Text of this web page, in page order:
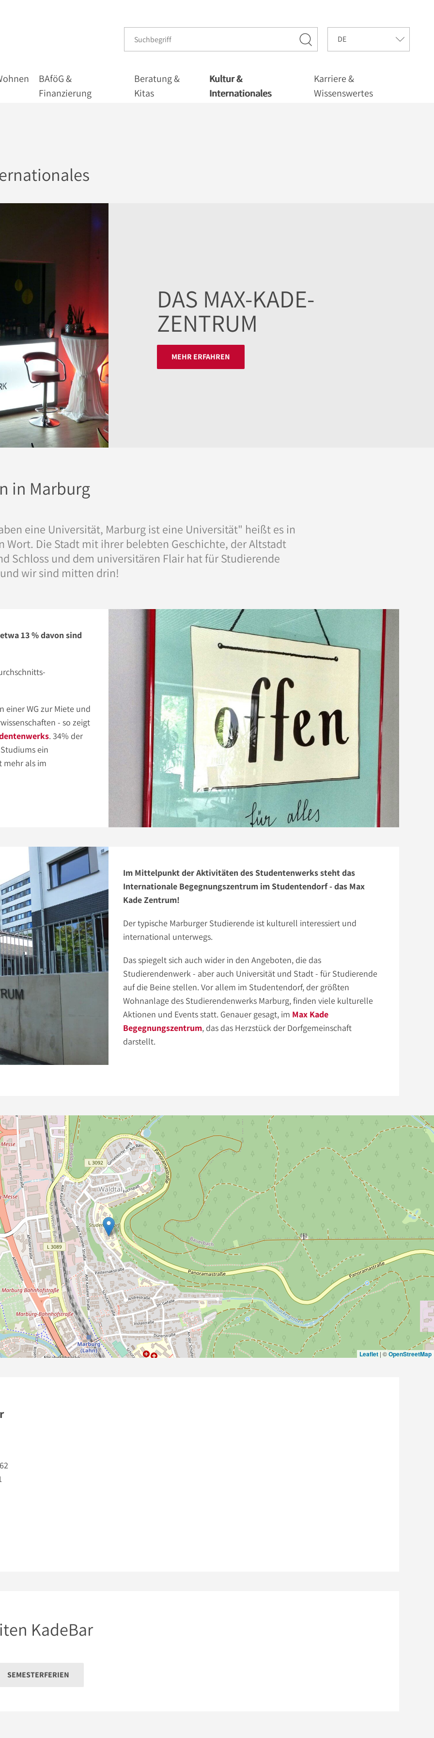
BAföG &
Finanzierung
Beratung &
Kitas
Kultur &
Internationales
Karriere &
Wissenswertes
DAS MAX-KADE-
ZENTRUM
MEHR ERFAHREN
in Marburg
eine Universität, Marburg ist eine Universität" heißt es in
Wort. Die Stadt mit ihrer belebten Geschichte, der Altstadt
Schloss und dem universitären Flair hat für Studierende
wir sind mitten drin!
13 % davon sind
einer WG zur Miete und
- so zeigt
. 34% der
ein
mehr als im
Im Mittelpunkt der Aktivitäten des Studentenwerks steht das
Internationale Begegnungszentrum im Studentendorf - das Max
Kade Zentrum!
Der typische Marburger Studierende ist kulturell interessiert und
international unterwegs.
Das spiegelt sich auch wider in den Angeboten, die das
Studierendenwerk - aber auch Universität und Stadt - für Studierende
auf die Beine stellen. Vor allem im Studentendorf, der größten
Wohnanlage des Studierendenwerks Marburg, finden viele kulturelle
Aktionen und Events statt. Genauer gesagt, im Max Kade
Begegnungszentrum, das das Herzstück der Dorfgemeinschaft
darstellt.
Leaflet | ©OpenStreetMap
KadeBar
SEMESTERFERIEN